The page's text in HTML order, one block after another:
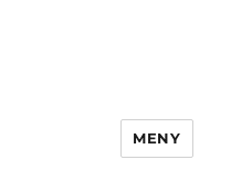
MENY